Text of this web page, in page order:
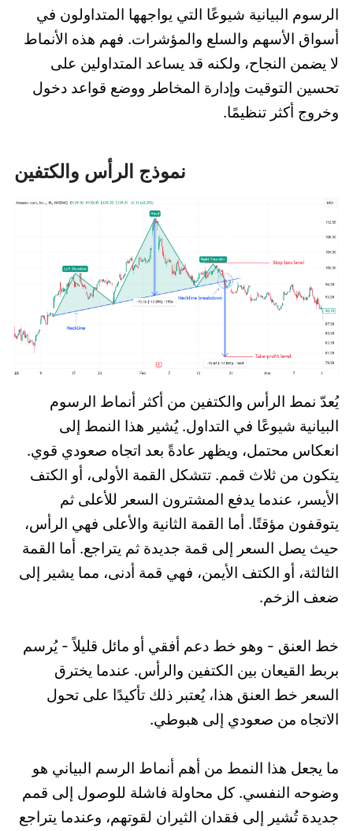
الرسوم البيانية شيوعًا التي يواجهها المتداولون في
أسواق الأسهم والسلع والمؤشرات. فهم هذه الأنماط
لا يضمن النجاح، ولكنه قد يساعد المتداولين على
تحسين التوقيت وإدارة المخاطر ووضع قواعد دخول
وخروج أكثر تنظيمًا.
نموذج الرأس والكتفين
يُعدّ نمط الرأس والكتفين من أكثر أنماط الرسوم
البيانية شيوعًا في التداول. يُشير هذا النمط إلى
انعكاس محتمل، ويظهر عادةً بعد اتجاه صعودي قوي.
يتكون من ثلاث قمم. تتشكل القمة الأولى، أو الكتف
الأيسر، عندما يدفع المشترون السعر للأعلى ثم
يتوقفون مؤقتًا. أما القمة الثانية والأعلى فهي الرأس،
حيث يصل السعر إلى قمة جديدة ثم يتراجع. أما القمة
الثالثة، أو الكتف الأيمن، فهي قمة أدنى، مما يشير إلى
ضعف الزخم.
خط العنق - وهو خط دعم أفقي أو مائل قليلاً - يُرسم
بربط القيعان بين الكتفين والرأس. عندما يخترق
السعر خط العنق هذا، يُعتبر ذلك تأكيدًا على تحول
الاتجاه من صعودي إلى هبوطي.
ما يجعل هذا النمط من أهم أنماط الرسم البياني هو
وضوحه النفسي. كل محاولة فاشلة للوصول إلى قمم
جديدة تُشير إلى فقدان الثيران لقوتهم، وعندما يتراجع